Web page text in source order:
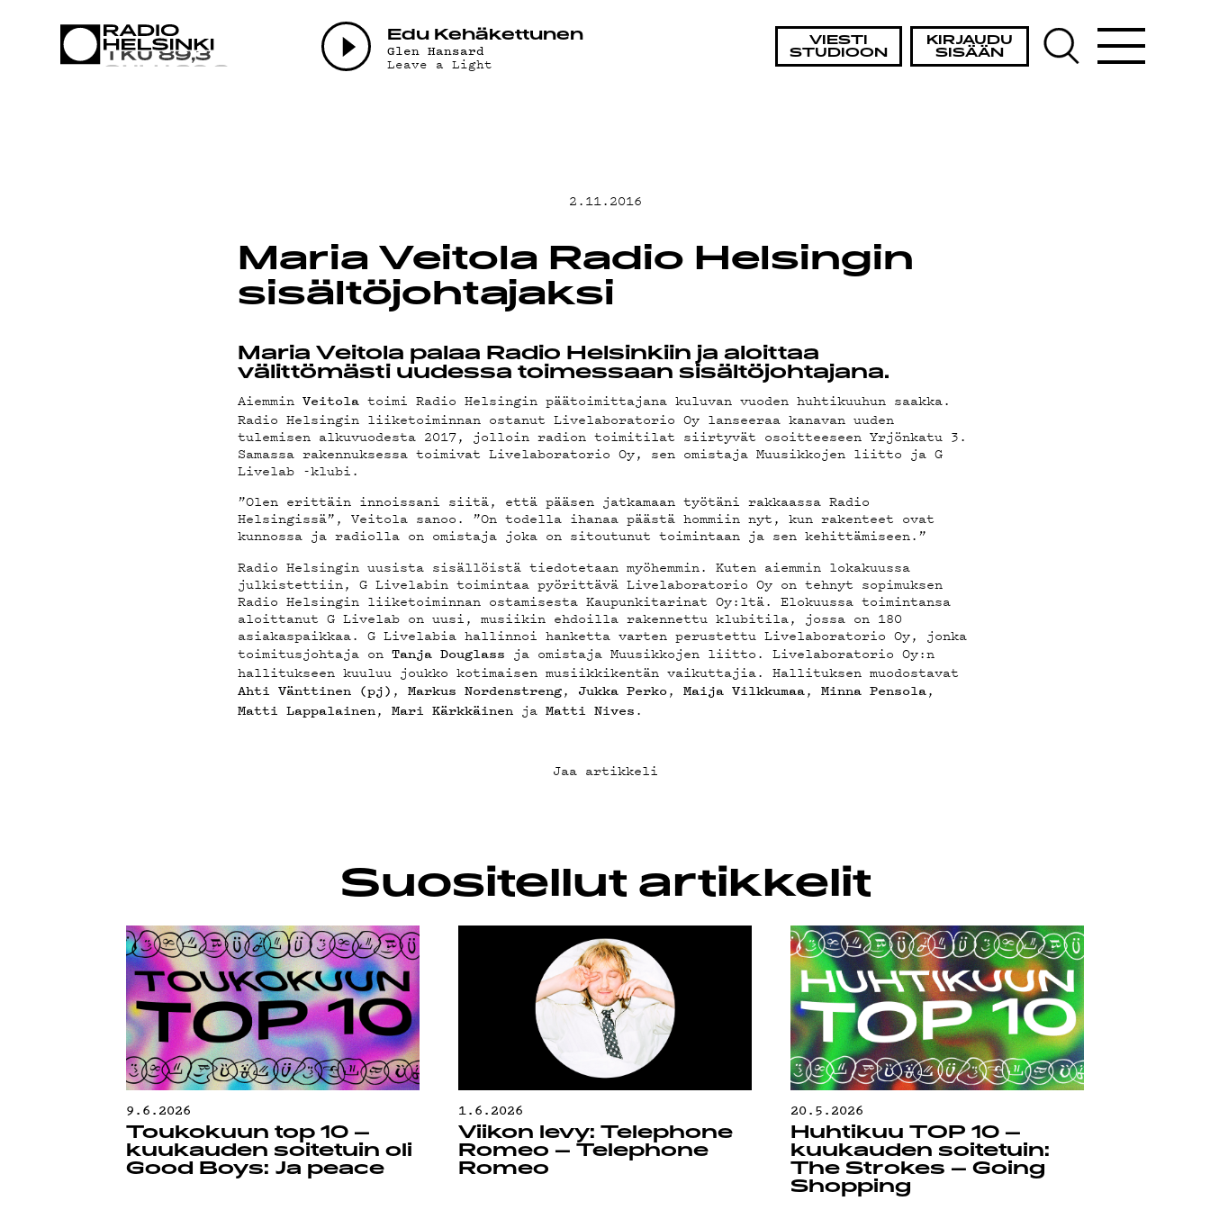
VIESTI
STUDIOON
KIRJAUDU
SISÄÄN
Edu Kehäkettunen
Glen Hansard
Leave a Light
AJANKOHTAISTA
TEKIJÄT
ON-DEMAND
PODCAST
MAINOSTA
YHTEYSTIEDOT
YSTÄVÄKLUBI
TIETOSUOJA
2.11.2016
Maria Veitola Radio Helsingin
sisältöjohtajaksi
Maria Veitola palaa Radio Helsinkiin ja aloittaa
välittömästi uudessa toimessaan sisältöjohtajana.
AiemminVeitola toimi Radio Helsingin päätoimittajana kuluvan vuoden huhtikuuhun saakka.
Radio Helsingin liiketoiminnan ostanut Livelaboratorio Oy lanseeraa kanavan uuden
tulemisen alkuvuodesta 2017, jolloin radion toimitilat siirtyvät osoitteeseen Yrjönkatu 3.
Samassa rakennuksessa toimivat Livelaboratorio Oy, sen omistaja Muusikkojen liitto ja G
Livelab -klubi.
”Olen erittäin innoissani siitä, että pääsen jatkamaan työtäni rakkaassa Radio
Helsingissä”, Veitola sanoo. ”On todella ihanaa päästä hommiin nyt, kun rakenteet ovat
kunnossa ja radiolla on omistaja joka on sitoutunut toimintaan ja sen kehittämiseen.”
Radio Helsingin uusista sisällöistä tiedotetaan myöhemmin. Kuten aiemmin lokakuussa
julkistettiin, G Livelabin toimintaa pyörittävä Livelaboratorio Oy on tehnyt sopimuksen
Radio Helsingin liiketoiminnan ostamisesta Kaupunkitarinat Oy:ltä. Elokuussa toimintansa
aloittanut G Livelab on uusi, musiikin ehdoilla rakennettu klubitila, jossa on 180
asiakaspaikkaa. G Livelabia hallinnoi hanketta varten perustettu Livelaboratorio Oy, jonka
toimitusjohtaja onTanja Douglass ja omistaja Muusikkojen liitto. Livelaboratorio Oy:n
hallitukseen kuuluu joukko kotimaisen musiikkikentän vaikuttajia. Hallituksen muodostavat
Ahti Vänttinen (pj) ,Markus Nordenstreng,Jukka Perko,Maija Vilkkumaa,Minna Pensola,
Matti Lappalainen,Mari Kärkkäinen jaMatti Nives .
Jaa artikkeli
Suositellut artikkelit
9.6.2026
Toukokuun top 10 –
kuukauden soitetuin oli
Good Boys: Ja peace
1.6.2026
Viikon levy: Telephone
Romeo – Telephone
Romeo
20.5.2026
Huhtikuu TOP 10 –
kuukauden soitetuin:
The Strokes – Going
Shopping